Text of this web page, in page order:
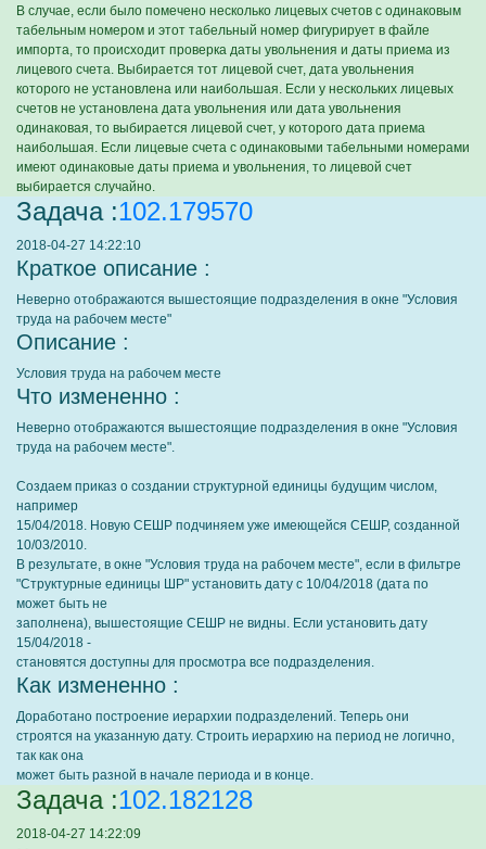
В случае, если было помечено несколько лицевых счетов с одинаковым
табельным номером и этот табельный номер фигурирует в файле
импорта, то происходит проверка даты увольнения и даты приема из
лицевого счета. Выбирается тот лицевой счет, дата увольнения
которого не установлена или наибольшая. Если у нескольких лицевых
счетов не установлена дата увольнения или дата увольнения
одинаковая, то выбирается лицевой счет, у которого дата приема
наибольшая. Если лицевые счета с одинаковыми табельными номерами
имеют одинаковые даты приема и увольнения, то лицевой счет
выбирается случайно.
Задача :102.179570
2018-04-27 14:22:10
Краткое описание :
Неверно отображаются вышестоящие подразделения в окне "Условия
труда на рабочем месте"
Описание :
Условия труда на рабочем месте
Что измененно :
Неверно отображаются вышестоящие подразделения в окне "Условия
труда на рабочем месте".
Создаем приказ о создании структурной единицы будущим числом,
например
15/04/2018. Новую СЕШР подчиняем уже имеющейся СЕШР, созданной
10/03/2010.
В результате, в окне "Условия труда на рабочем месте", если в фильтре
"Структурные единицы ШР" установить дату с 10/04/2018 (дата по
может быть не
заполнена), вышестоящие СЕШР не видны. Если установить дату
15/04/2018 -
становятся доступны для просмотра все подразделения.
Как измененно :
Доработано построение иерархии подразделений. Теперь они
строятся на указанную дату. Строить иерархию на период не логично,
так как она
может быть разной в начале периода и в конце.
Задача :102.182128
2018-04-27 14:22:09